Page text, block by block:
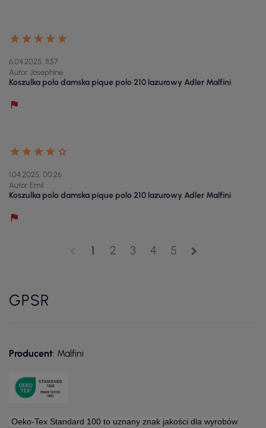
6.04.2025, 11:57
Autor Josephine
Koszulka polo damska pique polo 210 lazurowy Adler Malfini
1.04.2025, 00:26
Autor Emil
Koszulka polo damska pique polo 210 lazurowy Adler Malfini
1 2 3 4 5 chevron_right
GPSR
Producent: Malfini
Oeko-Tex Standard 100 to uznany znak jakości dla wyrobów